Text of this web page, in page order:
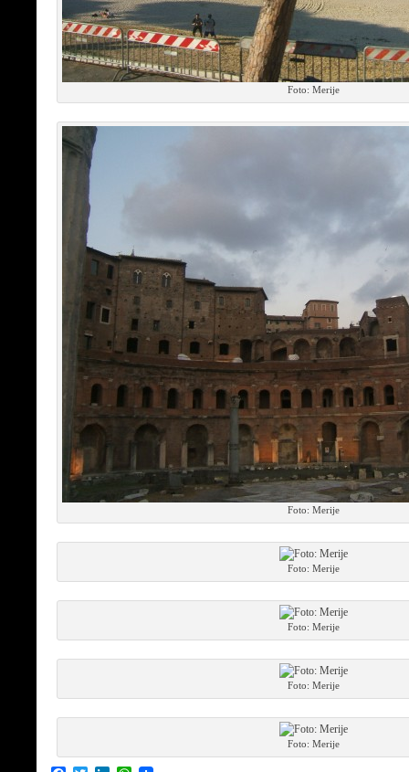
Foto: Merije
Foto: Merije
Foto: Merije
Foto: Merije
Foto: Merije
Foto: Merije